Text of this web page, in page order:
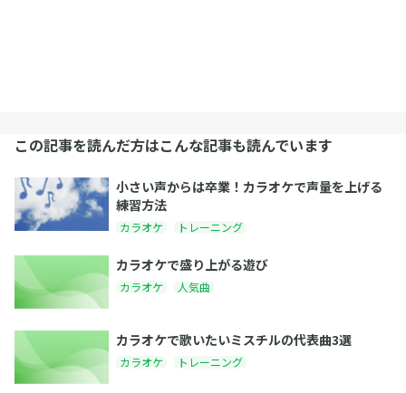
この記事を読んだ方はこんな記事も読んでいます
小さい声からは卒業！カラオケで声量を上げる
練習方法
カラオケ トレーニング
カラオケで盛り上がる遊び
カラオケ 人気曲
カラオケで歌いたいミスチルの代表曲3選
カラオケ トレーニング